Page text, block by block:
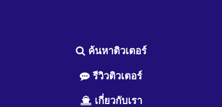
ค้นหาติวเตอร์
รีวิวติวเตอร์
เกี่ยวกับเรา